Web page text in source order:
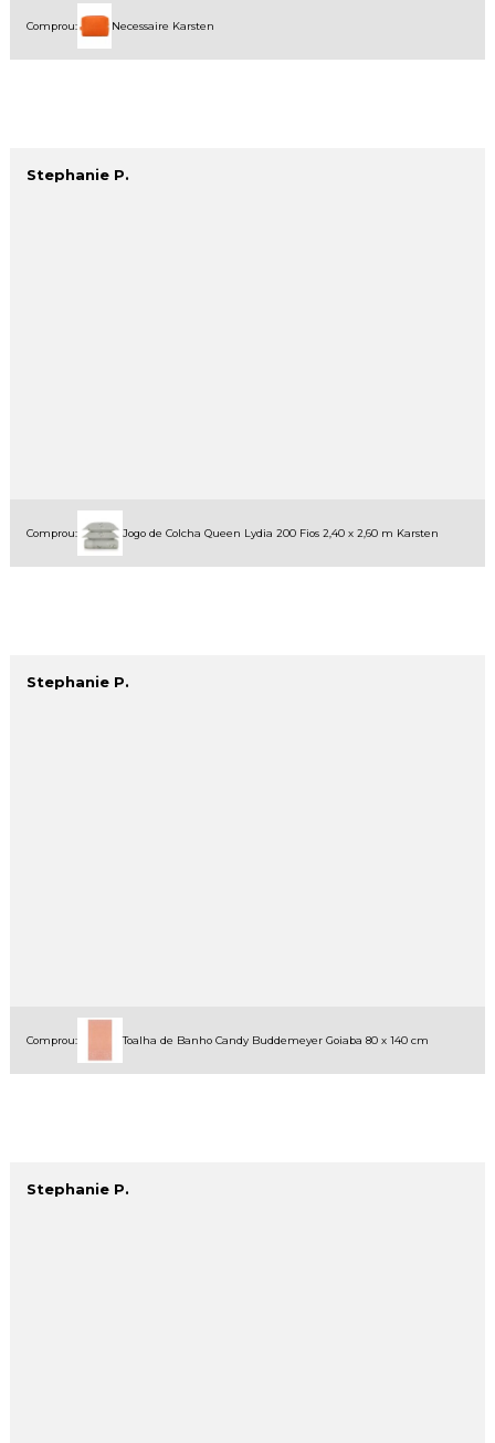
Comprou: Necessaire Karsten
Stephanie P.
Comprou: Jogo de Colcha Queen Lydia 200 Fios 2,40 x 2,60 m Karsten
Stephanie P.
Comprou: Toalha de Banho Candy Buddemeyer Goiaba 80 x 140 cm
Stephanie P.